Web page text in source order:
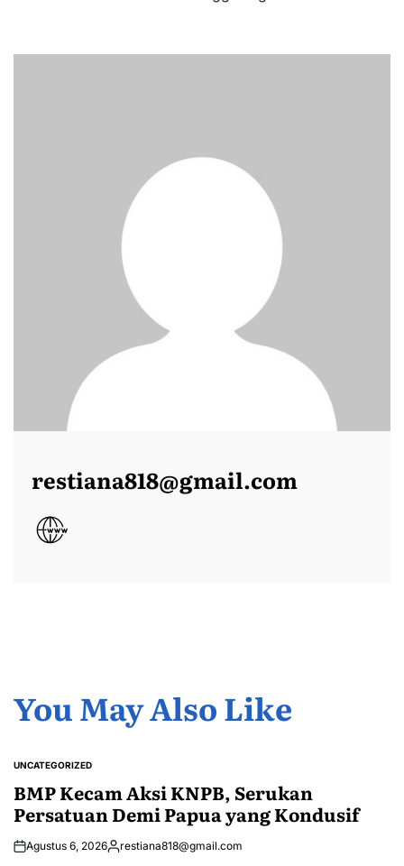
restiana818@gmail.com
You May Also Like
POSTED
UNCATEGORIZED
BMP Kecam Aksi KNPB, Serukan
Persatuan Demi Papua yang Kondusif
Agustus 6, 2026Posted
restiana818@gmail.com